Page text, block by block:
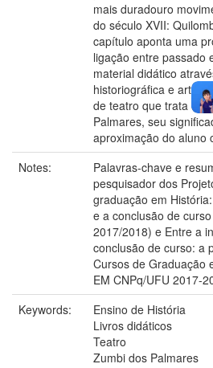
mais duradouro
do século XVII:
capítulo aponta uma
ligação entre passado
material didático
historiográfica e arte,
de teatro que trata do
Palmares, seu
aproximação do aluno
Notes:
Palavras-chave e
pesquisador dos
graduação em
e a conclusão de
2017/2018) e Entre a
conclusão de curso: a
Cursos de Graduação
EM CNPq/UFU 2017-
Keywords:
Ensino de História
Livros didáticos
Teatro
Zumbi dos Palmares